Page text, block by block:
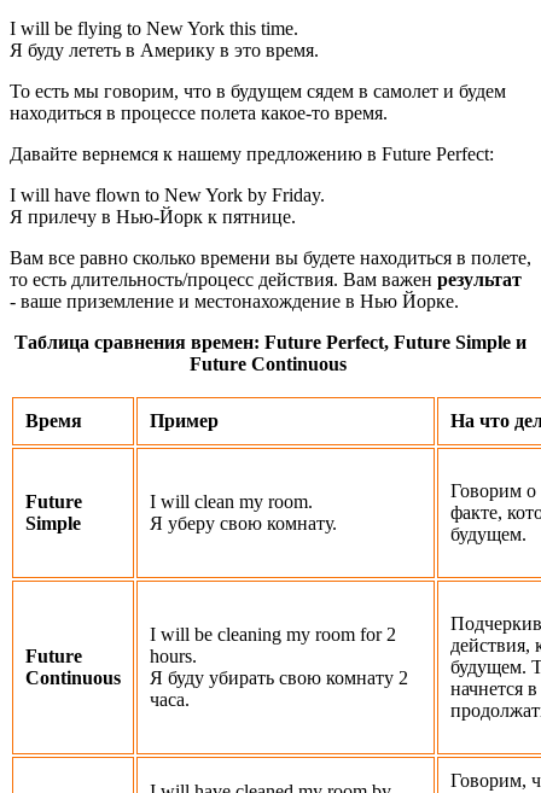
I will be flying to New York this time.
Я буду лететь в Америку в это время.
То есть мы говорим, что в будущем сядем в самолет и будем
находиться в процессе полета какое-то время.
Давайте вернемся к нашему предложению в Future Perfect:
I will have flown to New York by Friday.
Я прилечу в Нью-Йорк к пятнице.
Вам все равно сколько времени вы будете находиться в полете,
то есть длительность/процесс действия. Вам важен результат
- ваше приземление и местонахождение в Нью Йорке.
Таблица сравнения времен: Future Perfect, Future Simple и
Future Continuous
Время Пример На что
Future
Simple
I will clean my room.
Я уберу свою комнату.
Говорим о
факте,
будущем.
Future
Continuous
I will be cleaning my room for 2
hours.
Я буду убирать свою комнату 2
часа.
действия,
будущем.
начнется
Говорим,